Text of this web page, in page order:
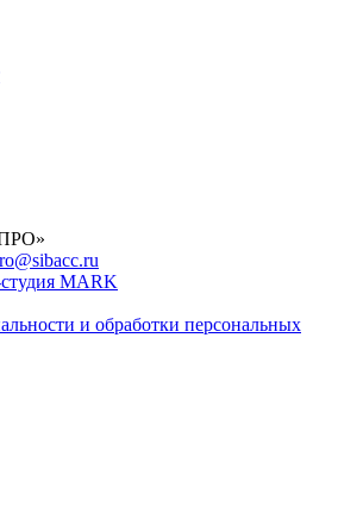
MARK
и обработки персональных